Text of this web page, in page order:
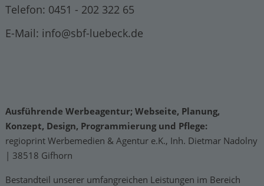
Telefon: 0451 - 202 322 65
E-Mail: info@sbf-luebeck.de
Ausführende Werbeagentur; Webseite, Planung,
Konzept, Design, Programmierung und Pflege:
regioprint Werbemedien & Agentur e.K., Inh. Dietmar Nadolny
| 38518 Gifhorn
Bestandteil unserer umfangreichen Leistungen im Bereich